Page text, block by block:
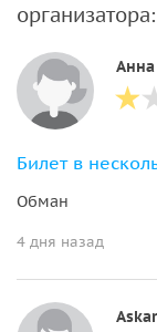
организатора:
Анна
Обман
4 дня назад